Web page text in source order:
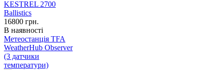
16800 грн.
В наявності
Метеостанція TFA
WeatherHub Observer
(3 датчики
температури)